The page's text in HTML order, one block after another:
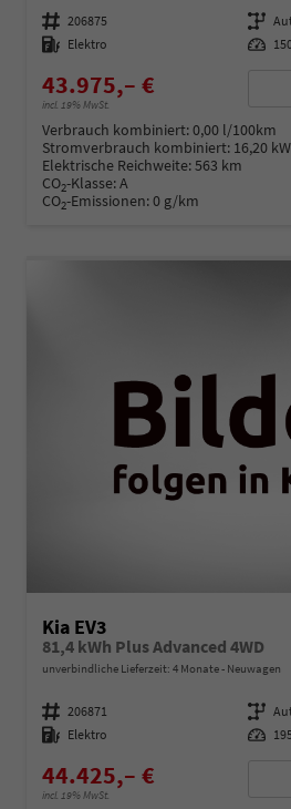
Fahrzeugnummer 206875 Getriebe
Kraftstoff Elektro Leistung
43.975,– €
incl. 19% MwSt.
Verbrauch kombiniert:0,00 l/100km
Stromverbrauch kombiniert: 16,20
Elektrische Reichweite:563 km
CO2-Klasse:A
CO2-Emissionen:0 g/km
Kia EV3
81,4 kWh Plus Advanced 4WD
unverbindliche Lieferzeit: 4 Monate Neuwagen
Fahrzeugnummer 206871 Getriebe
Kraftstoff Elektro Leistung
44.425,– €
incl. 19% MwSt.